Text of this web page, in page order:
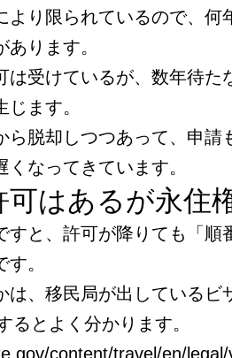
より限られているので、何
ります。
は受けているが、数年待た
ます。
ら脱却しつつあって、申請
なってきています。
可はあるが永住
すと、許可が降りても「順
。
は、移民局が出しているビ
るとよく分かります。
content/travel/en/